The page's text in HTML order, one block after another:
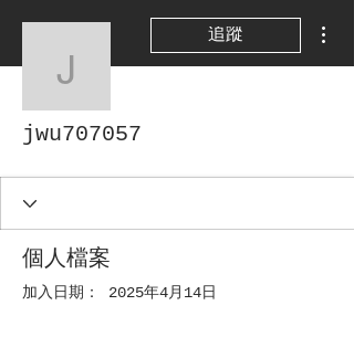
jwu707057
追蹤
jwu707057
個人檔案
加入日期： 2025年4月14日